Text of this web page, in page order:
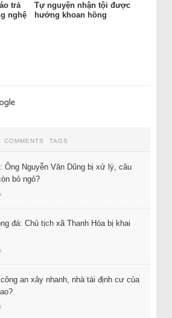
trả
nghệ
Tự nguyện nhận tội được
hưởng khoan hồng
COMMENTS TAGS
Ông Nguyễn Văn Dũng bị xử lý, câu
bỏ ngỏ?
đá: Chủ tịch xã Thanh Hóa bị khai
an xây nhanh, nhà tái định cư của